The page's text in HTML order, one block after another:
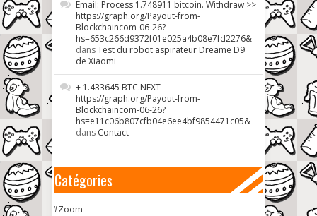
Email: Process 1.748911 bitcoin. Withdraw >>
https://graph.org/Payout-from-
Blockchaincom-06-26?
hs=653c266d9372f01e025a4b08e7fd2276&
dansTest du robot aspirateur Dreame D9
de Xiaomi
+ 1.433645 BTC.NEXT -
https://graph.org/Payout-from-
Blockchaincom-06-26?
hs=e11c06b807cfb04e6ee4bf9854471c05&
dans Contact
Catégories
#Zoom